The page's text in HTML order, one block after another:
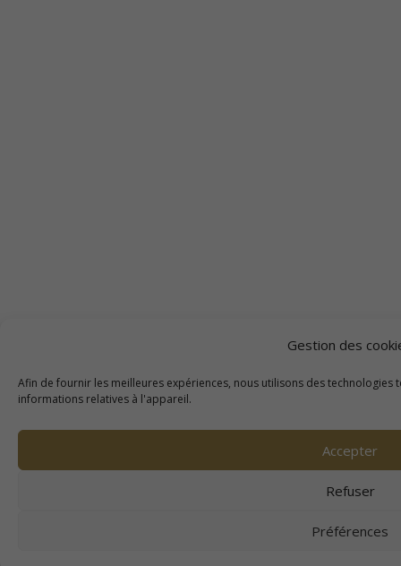
Gestion des
Afin de fournir les meilleures expériences, nous utilisons des
informations relatives à l'appareil.
Accepter
Refuser
Préférences